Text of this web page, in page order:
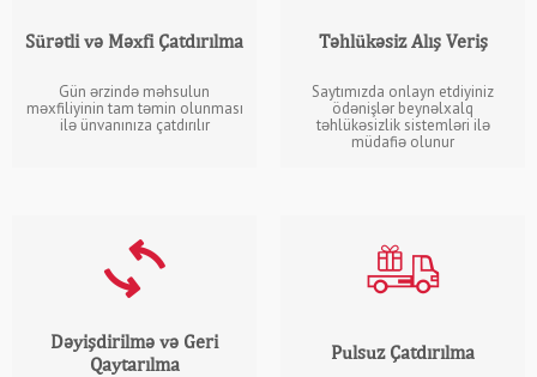
Sürətli və Məxfi Çatdırılma
Gün ərzində məhsulun
məxfiliyinin tam təmin olunması
ilə ünvanınıza çatdırılır
Təhlükəsiz Alış Veriş
Saytımızda onlayn etdiyiniz
ödənişlər beynəlxalq
təhlükəsizlik sistemləri ilə
müdafiə olunur
Dəyişdirilmə və Geri
Qaytarılma
Pulsuz Çatdırılma